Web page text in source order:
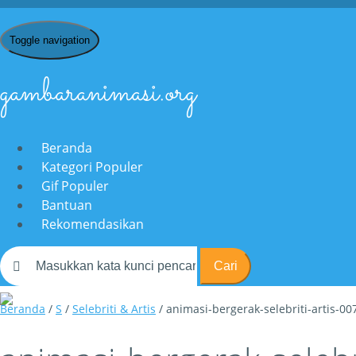
Toggle navigation
gambaranimasi.org
Beranda
Kategori Populer
Gif Populer
Bantuan
Rekomendasikan
Cari
Beranda / S / Selebriti & Artis / animasi-bergerak-selebriti-artis-